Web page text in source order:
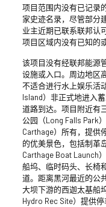
项目范围内没有已记录
家史迹名录，尽管部分
业主近期已联系联邦认
项目区域内没有已知的
该项目没有经联邦能源
设施或入口。周边地区
不适合进行水上娱乐活
Island）非正式地进入
道路到达。项目附近有
公园（Long Falls Park
Carthage）所有，提供
的优美景色，包括制革
Carthage Boat Launch
船坞、临时码头、长椅
道。距离黑河最近的公
大坝下游的西迦太基船
Hydro Rec Site）提供